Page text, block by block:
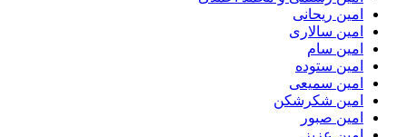
امین ریحانی
امین سالاری
امین سام
امین ستوده
امین سمیعی
امین شکرشکن
امین صبور